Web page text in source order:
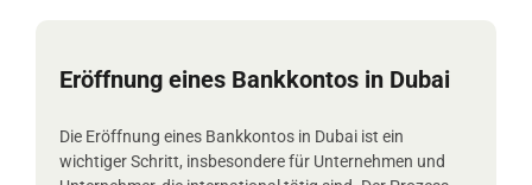
Eröffnung eines Bankkontos in Dubai
Die Eröffnung eines Bankkontos in Dubai ist ein
wichtiger Schritt, insbesondere für Unternehmen und